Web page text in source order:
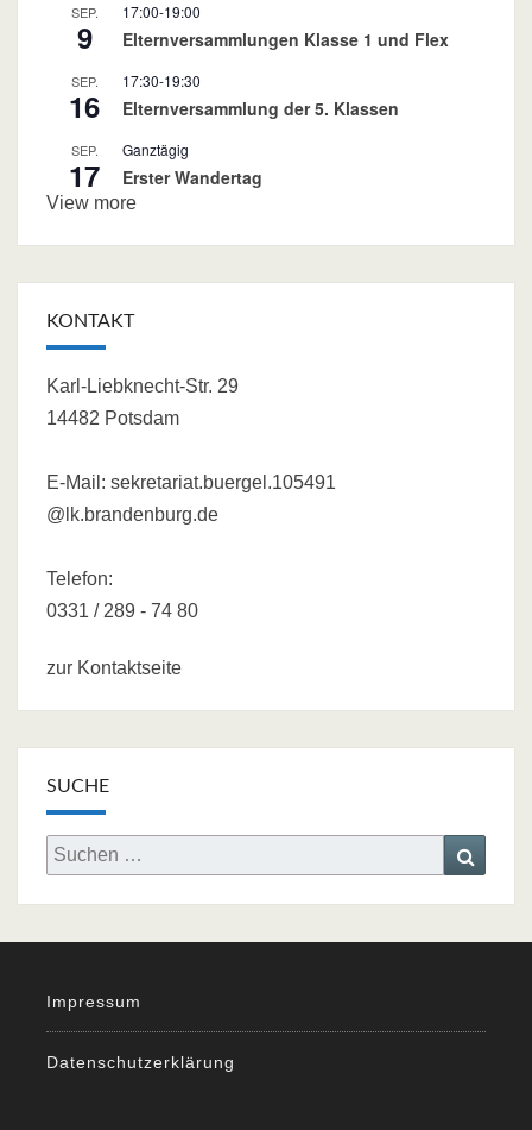
SEP.
9
17:00-19:00
Elternversammlungen Klasse 1 und Flex
SEP.
16
17:30-19:30
Elternversammlung der 5. Klassen
SEP.
17
Ganztägig
Erster Wandertag
View more
KONTAKT
Karl-Liebknecht-Str. 29
14482 Potsdam
E-Mail: sekretariat.buergel.105491
@lk.brandenburg.de
Telefon:
0331 / 289 - 74 80
zur Kontaktseite
SUCHE
Search
for:
Impressum
Datenschutzerklärung